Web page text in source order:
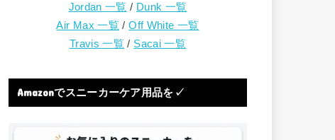
Jordan 一覧 / Dunk 一覧
Air Max 一覧 /Off White 一覧
Travis 一覧 / Sacai 一覧
Amazonでスニーカーケア用品を✓